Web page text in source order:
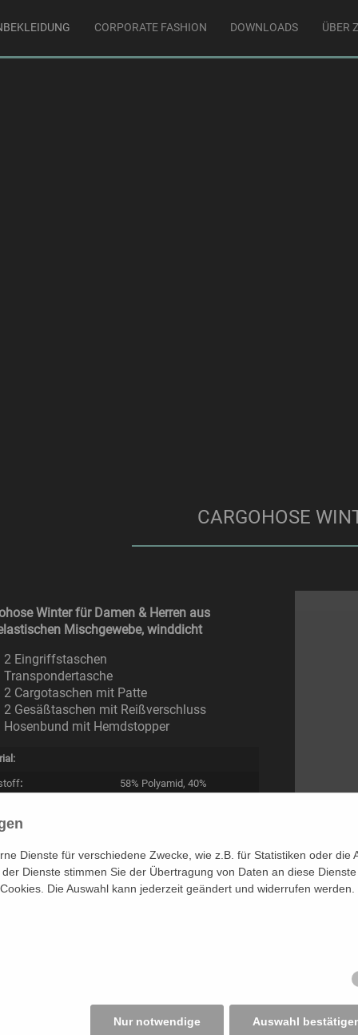
CORPORATE FASHION DOWNLOADS ÜBER
CARGOHOSE
Winter für Damen & Herren aus
Mischgewebe, winddicht
2 Eingriffstaschen
Transpondertasche
2 Cargotaschen mit Patte
2 Gesäßtaschen mit Reißverschluss
Hosenbund mit Hemdstopper
:
58% Polyamid, 40%
Baumwolle, 2% Elasthan
40 – 70, 20 – 35, 86 – 142
dunkelblau
Nr. 222/223/226/227
Dienste für verschiedene Zwecke, wie z.B. für Statistiken oder die
Dienste stimmen Sie der Übertragung von Daten an diese
Die Auswahl kann jederzeit geändert und widerrufen werden.
Nur notwendige Auswahl